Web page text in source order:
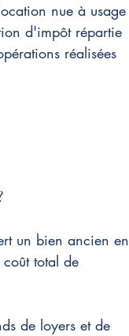
nue à usage
d'impôt répartie
réalisées
un bien ancien en
total de
de loyers et de